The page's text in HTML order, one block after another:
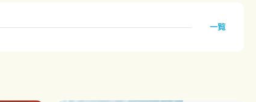
一覧